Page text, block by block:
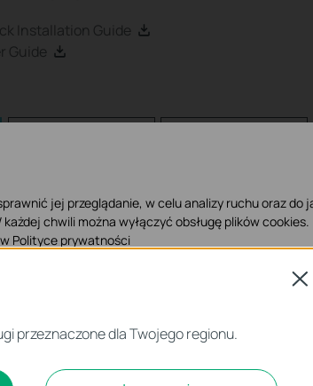
Installation Guide
Guide
przeznaczone dla Twojego regionu.
Close
jej przeglądanie, w celu analizy ruchu oraz do
chwili można wyłączyć obsługę plików cookies.
Polityce prywatności